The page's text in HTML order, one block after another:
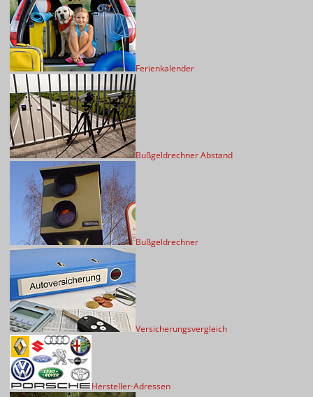
Ferienkalender
Bußgeldrechner Abstand
Bußgeldrechner
Versicherungsvergleich
Hersteller-Adressen